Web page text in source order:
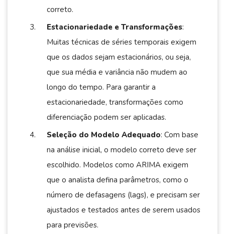
correto.
Estacionariedade e Transformações:
Muitas técnicas de séries temporais exigem
que os dados sejam estacionários, ou seja,
que sua média e variância não mudem ao
longo do tempo. Para garantir a
estacionariedade, transformações como
diferenciação podem ser aplicadas.
Seleção do Modelo Adequado: Com base
na análise inicial, o modelo correto deve ser
escolhido. Modelos como ARIMA exigem
que o analista defina parâmetros, como o
número de defasagens (lags), e precisam ser
ajustados e testados antes de serem usados
para previsões.